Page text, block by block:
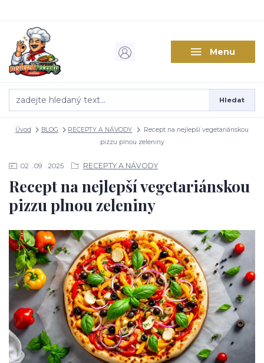
Menu
Hledat
Úvod BLOG RECEPTY A NÁVODY
Recept na nejlepší vegetariánskou
pizzu plnou zeleniny
02 09 2025 RECEPTY A NÁVODY
Recept na nejlepší vegetariánskou
pizzu plnou zeleniny